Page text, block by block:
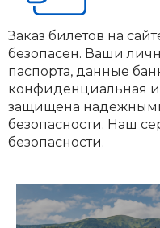
Заказ билетов на
безопасен. Ваши
паспорта, данные
конфиденциальная
защищена
безопасности. Наш
безопасности.